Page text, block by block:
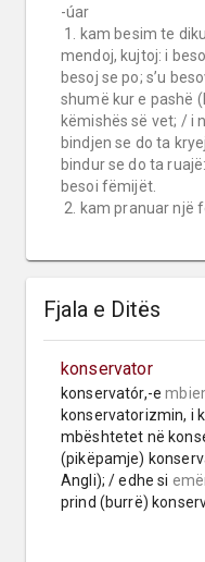
-úar
mendoj, kujtoj: i
besoj se po; s’u
shumë kur e pashë
këmishës së vet; / i
bindjen se do ta
bindur se do ta
besoi fëmijët.
2. kam pranuar një
Fjala e Ditës
konservator
konservatór,-e
konservatorizmin, i
mbështetet në
(pikëpamje)
Angli); / edhe si
prind (burrë)